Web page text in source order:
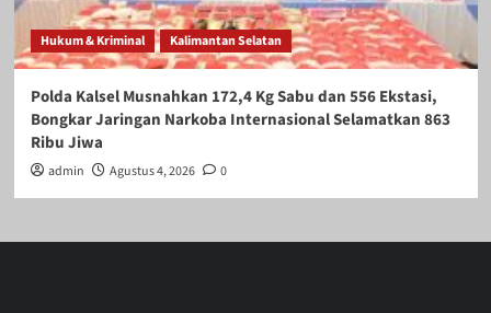
Hukum & Kriminal Kalimantan Selatan
Polda Kalsel Musnahkan 172,4 Kg Sabu dan 556 Ekstasi,
Bongkar Jaringan Narkoba Internasional Selamatkan 863
Ribu Jiwa
admin Agustus 4, 2026 0